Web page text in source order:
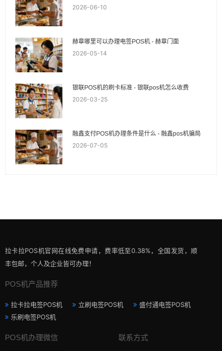
2026-06-10
赫章哪里可以办理电签POS机 - 赫章门面
2026-05-14
银联POS机的刷卡标准 - 银联pos机怎么收费
2026-03-25
融鑫支付POS机办理条件是什么 - 融鑫pos机骗局
2026-07-05
拉卡拉POS机官网在线免费申请，费率低至0.38%，全国发货，顺
丰包邮，个人及企业皆可办理！
POS机产品推荐
拉卡拉电签POS机 立刷电签POS机
盛付通电签POS机
乐刷电签POS机
POS机办理微信 联系方式